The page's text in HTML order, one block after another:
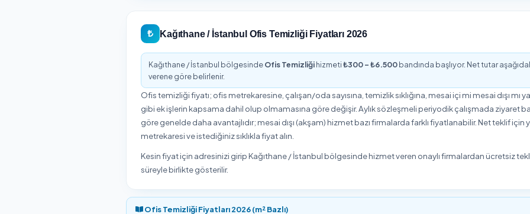
İstanbul iline bağlı Kağıthane sınırlarında Ofis Temizliği planlarken en sık sorulan
Kağıthane ilçesinde ihtiyacınıza göre standart veya detaylı kapsam seçebilir, ek
online rezervasyon, süreci baştan sona takip etmenizi sağlar.
Kağıthane / İstanbul Ofis Temizliği Özeti
8